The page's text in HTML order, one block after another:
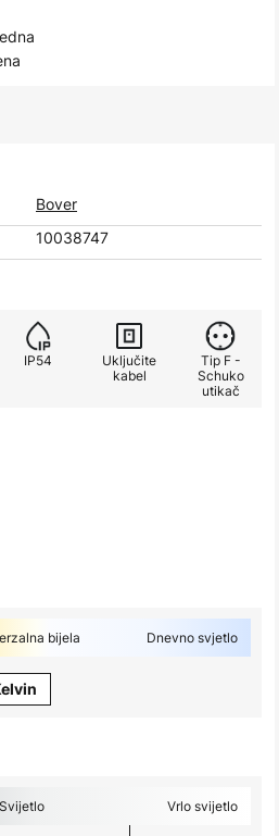
Bover
10038747
IP54
Uključite
kabel
Tip F -
Schuko
utikač
bijela Dnevno svjetlo
Svijetlo Vrlo svijetlo